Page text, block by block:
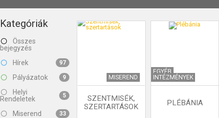
Kategóriák
Összes
bejegyzés
Hírek
97
Pályázatok 9
Helyi
Rendeletek
5
Miserend 33
MISEREND
SZENTMISÉK,
SZERTARTÁSOK
EGYÉB
INTÉZMÉNYEK
PLÉBÁNIA